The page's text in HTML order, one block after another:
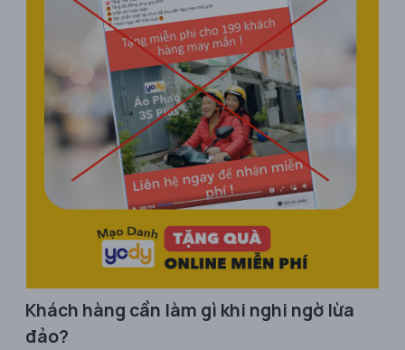
Khách hàng cần làm gì khi nghi ngờ lừa
đảo?